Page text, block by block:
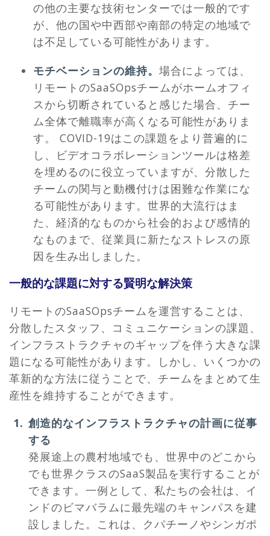
の他の主要な技術センターでは一般的です
が、他の国や中西部や南部の特定の地域で
は不足している可能性があります。
モチベーションの維持。 場合によっては、
リモートのSaaSOpsチームがホームオフィ
スから切断されていると感じた場合、チー
ム全体で離職率が高くなる可能性がありま
す。 COVID-19はこの課題をより普遍的に
し、ビデオコラボレーションツールは格差
を埋めるのに役立っていますが、分散した
チームの関与と動機付けは困難な作業にな
る可能性があります。世界的大流行はま
た、経済的なものから社会的および感情的
なものまで、従業員に新たなストレスの原
因を生み出しました。
一般的な課題に対する賢明な解決策
リモートのSaaSOpsチームを運営することは、
分散したスタッフ、コミュニケーションの課題、
インフラストラクチャのギャップを伴う大きな課
題になる可能性があります。しかし、いくつかの
革新的な方法に従うことで、チームをまとめて生
産性を維持することができます。
創造的なインフラストラクチャの計画に従事
する
発展途上の農村地域でも、世界中のどこから
でも世界クラスのSaaS製品を実行することが
できます。一例として、私たちの会社は、イ
ンドのビマバラムに最先端のキャンパスを建
設しました。これは、クパチーノやシンガポ